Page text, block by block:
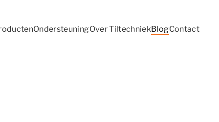
OndersteuningOver TiltechniekBlogContact